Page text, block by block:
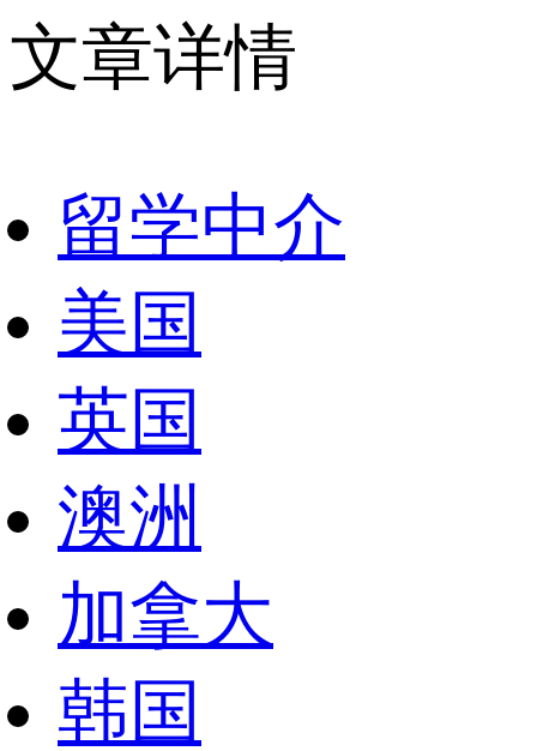
文章详情
留学中介
美国
英国
澳洲
加拿大
韩国